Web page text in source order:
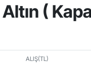
(
ALIŞ(TL)